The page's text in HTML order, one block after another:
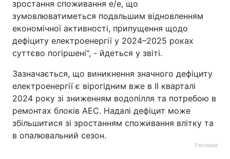
зростання споживання е/е, що
зумовлюватиметься подальшим відновленням
економічної активності, припущення щодо
дефіциту електроенергії у 2024–2025 роках
суттєво погіршені", - йдеться у звіті.
Зазначається, що виникнення значного дефіциту
електроенергії є вірогідним вже в ІІ кварталі
2024 року зі зниженням водопілля та потребою в
ремонтах блоків АЕС. Надалі дефіцит може
збільшитися зі зростанням споживання влітку та
в опалювальний сезон.
Реклама